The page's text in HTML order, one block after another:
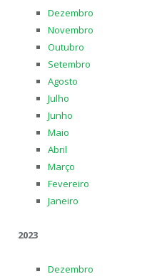
Dezembro
Novembro
Outubro
Setembro
Agosto
Julho
Junho
Maio
Abril
Março
Fevereiro
Janeiro
2023
Dezembro